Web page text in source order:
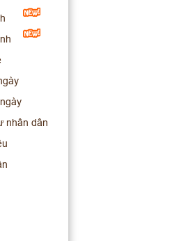
nhân dân